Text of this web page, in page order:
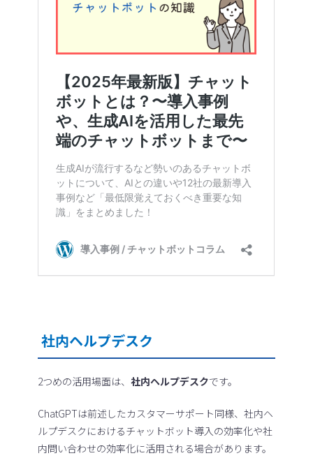
社内ヘルプデスク
2つめの活用場面は、社内ヘルプデスクです。
ChatGPTは前述したカスタマーサポート同様、社内ヘ
ルプデスクにおけるチャットボット導入の効率化や社
内問い合わせの効率化に活用される場合があります。